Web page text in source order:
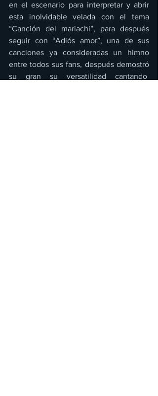
en el escenario para interpretar y abrir
esta inolvidable velada con el tema
“Canción del mariachi”, para después
seguir con “Adiós amor”, una de sus
canciones ya consideradas un himno
entre todos sus fans, después demostró
su gran su versatilidad cantando